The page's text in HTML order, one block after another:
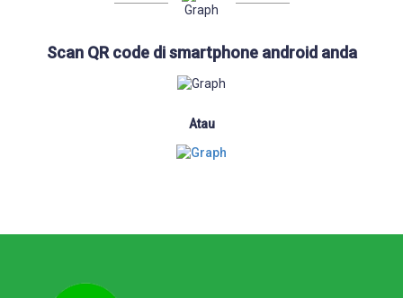
Scan QR code di smartphone android anda
Atau